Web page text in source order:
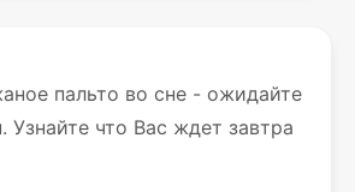
пальто во сне - ожидайте
Узнайте что Вас ждет завтра